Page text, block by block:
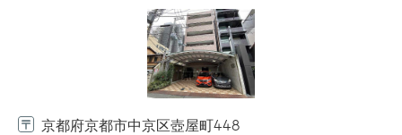
京都府京都市中京区壺屋町448